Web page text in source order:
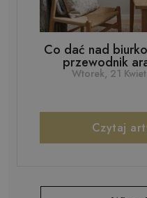
Co dać nad
przewodnik
Wtorek, 21
Czytaj